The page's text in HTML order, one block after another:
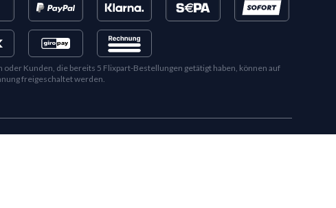
oder Kunden, die bereits 5 Flixpart-Bestellungen getätigt haben, können auf
freigeschaltet werden.